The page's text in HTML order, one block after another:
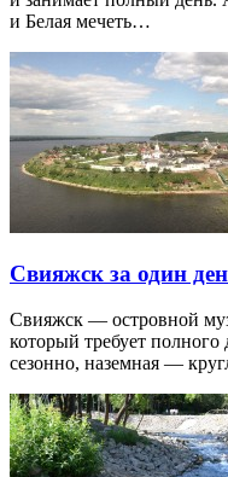
и Белая мечеть…
Свияжск за один
Свияжск — островной
который требует полного
сезонно, наземная —